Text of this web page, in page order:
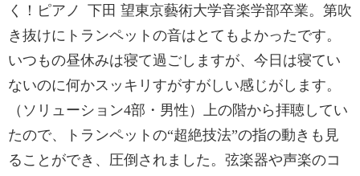
く！ピアノ 下田 望東京藝術大学音楽学部卒業。第吹
き抜けにトランペットの音はとてもよかったです。
いつもの昼休みは寝て過ごしますが、今日は寝てい
ないのに何かスッキリすがすがしい感じがします。
（ソリューション4部・男性）上の階から拝聴してい
たので、トランペットの“超絶技法”の指の動きも見
ることができ、圧倒されました。弦楽器や声楽のコ